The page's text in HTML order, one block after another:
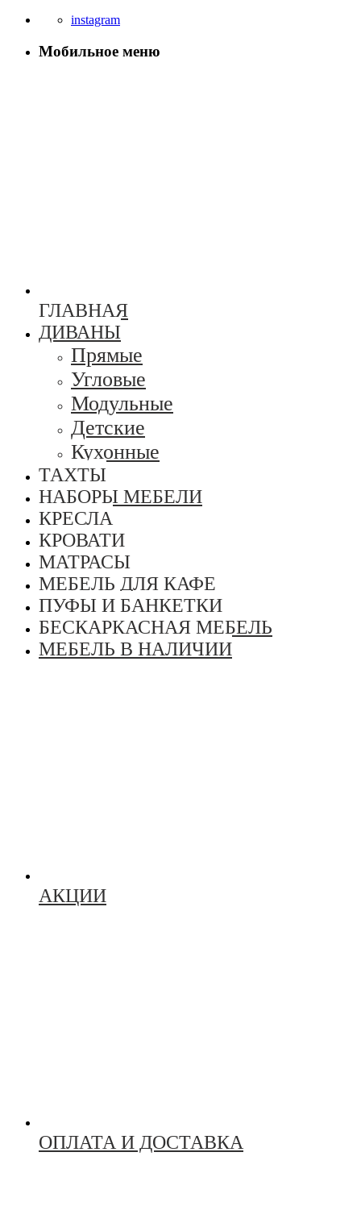
instagram
Мобильное меню
ГЛАВНАЯ
ДИВАНЫ
Прямые
Угловые
Модульные
Детские
Кухонные
ТАХТЫ
НАБОРЫ МЕБЕЛИ
КРЕСЛА
КРОВАТИ
МАТРАСЫ
МЕБЕЛЬ ДЛЯ КАФЕ
ПУФЫ И БАНКЕТКИ
БЕСКАРКАСНАЯ МЕБЕЛЬ
МЕБЕЛЬ В НАЛИЧИИ
АКЦИИ
ОПЛАТА И ДОСТАВКА